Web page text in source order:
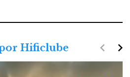
Hificlube navigate_next
navigate_before